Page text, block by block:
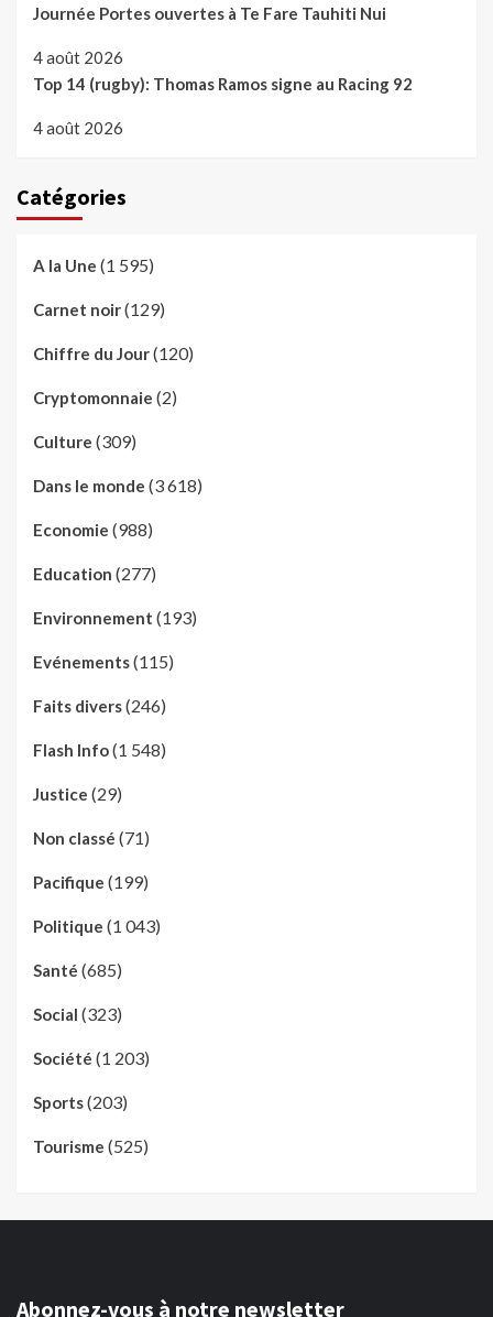
Journée Portes ouvertes à Te Fare Tauhiti Nui
4 août 2026
Top 14 (rugby): Thomas Ramos signe au Racing 92
4 août 2026
Catégories
A la Une (1 595)
Carnet noir(129)
Chiffre du Jour(120)
Cryptomonnaie (2)
Culture (309)
Dans le monde (3 618)
Economie (988)
Education (277)
Environnement (193)
Evénements(115)
Faits divers(246)
Flash Info(1 548)
Justice (29)
Non classé (71)
Pacifique (199)
Politique (1 043)
Santé (685)
Social (323)
Société (1 203)
Sports(203)
Tourisme (525)
Abonnez-vous à notre newsletter